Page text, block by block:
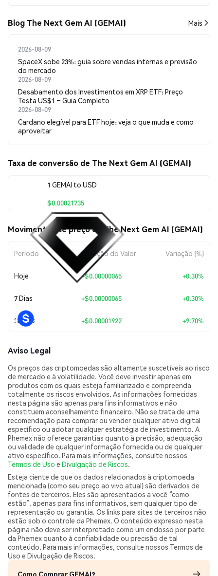
Blog The Next Gem AI (GEMAI) Mais
2026-08-09
SpaceX sobe 23%: guia sobre vendas internas e previsão
do mercado
2026-08-09
Desabamento dos Investimentos em XRP ETF: Preço
Testa US$1 – Guia Completo
2026-08-09
Cardano elegível para ETF hoje: veja o que muda e como
aproveitar
Taxa de conversão de The Next Gem AI (GEMAI)
1 GEMAI to USD
$0.00021735
Movimentos de preço de The Next Gem AI (GEMAI)
Período Variação do Valor Variação (%)
Hoje +$0.00000065 +0.30%
7 Dias +$0.00000065 +0.30%
30 Dias +$0.00001922 +9.70%
Aviso Legal
Os preços das criptomoedas são altamente suscetíveis ao risco
de mercado e à volatilidade. Você deve investir apenas em
produtos com os quais esteja familiarizado e compreenda
totalmente os riscos envolvidos. As informações fornecidas
nesta página são apenas para fins informativos e não
constituem aconselhamento financeiro. Não se trata de uma
recomendação para comprar ou vender qualquer ativo digital
específico ou adotar qualquer estratégia de investimento. A
Phemex não oferece garantias quanto à precisão, adequação
ou validade de qualquer informação fornecida ou de qualquer
ativo específico. Para mais informações, consulte nossos
Termos de Uso e Divulgação de Riscos.
Esteja ciente de que os dados relacionados à criptomoeda
mencionada (como seu preço ao vivo atual) são derivados de
fontes de terceiros. Eles são apresentados a você “como
estão”, apenas para fins informativos, sem qualquer tipo de
representação ou garantia. Os links para sites de terceiros não
estão sob o controle da Phemex. O conteúdo expresso nesta
página não deve ser interpretado como um endosso por parte
da Phemex quanto à confiabilidade ou precisão de tal
conteúdo. Para mais informações, consulte nossos Termos de
Uso e Divulgação de Riscos.
Como Comprar GEMAI?